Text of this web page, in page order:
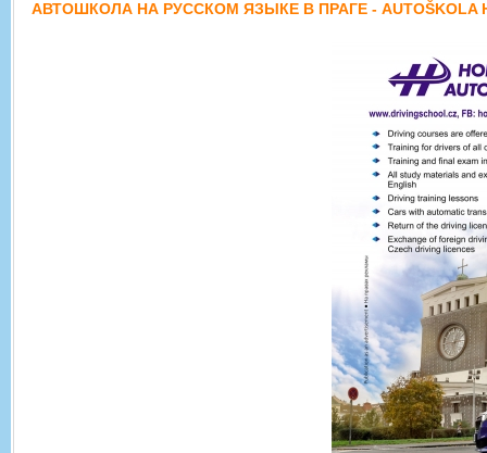
АВТОШКОЛА НА РУССКОМ ЯЗЫКЕ В ПРАГЕ - AUTOŠKOLA